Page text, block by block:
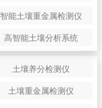
智能土壤重金属检测仪
高智能土壤分析系统
土壤养分检测仪
土壤重金属检测仪